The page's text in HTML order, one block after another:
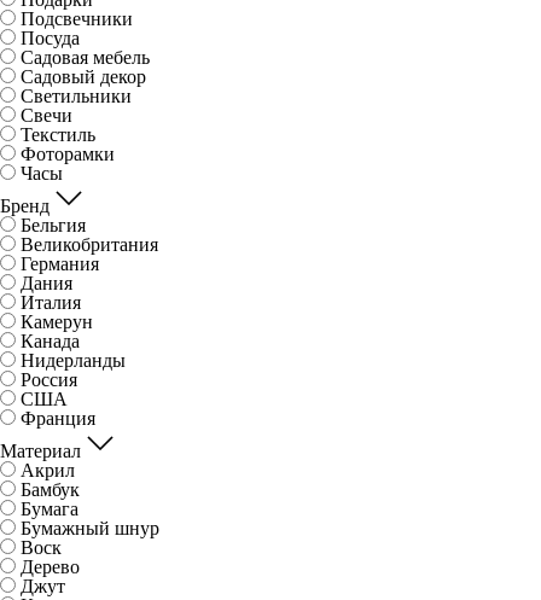
Подсвечники
Посуда
Садовая мебель
Садовый декор
Светильники
Свечи
Текстиль
Фоторамки
Часы
Бренд
Бельгия
Великобритания
Германия
Дания
Италия
Камерун
Канада
Нидерланды
Россия
США
Франция
Материал
Акрил
Бамбук
Бумага
Бумажный шнур
Воск
Дерево
Джут